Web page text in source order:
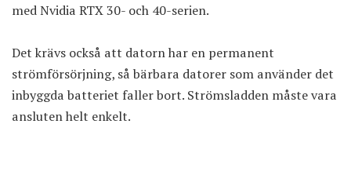
med Nvidia RTX 30- och 40-serien.
Det krävs också att datorn har en permanent
strömförsörjning, så bärbara datorer som använder det
inbyggda batteriet faller bort. Strömsladden måste vara
ansluten helt enkelt.